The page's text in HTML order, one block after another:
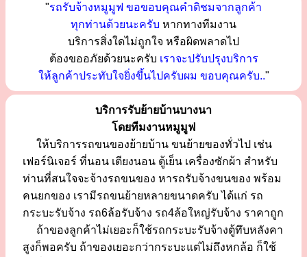
"รถรับจ้างหมูมูฟ ขอขอบคุณคำติชมจากลูกค้า
ทุกท่านด้วยนะครับ หากทางทีมงาน
บริการสิ่งใดไม่ถูกใจ หรือผิดพลาดไป
ต้องขออภัยด้วยนะครับ เราจะปรับปรุงบริการ
ให้ลูกค้าประทับใจยิ่งขึ้นไปครับผม ขอบคุณครับ.."
บริการรับย้ายบ้านบางนา
โดยทีมงานหมูมูฟ
ให้บริการรถขนของย้ายบ้าน ขนย้ายของทั่วไป เช่น
เฟอร์นิเจอร์ ที่นอน เตียงนอน ตู้เย็น เครื่องซักผ้า สำหรับ
ท่านที่สนใจจะจ้างรถขนของ หารถรับจ้างขนของ พร้อม
คนยกของ เรามีรถขนย้ายหลายขนาดครับ ได้แก่ รถ
กระบะรับจ้าง รถ6ล้อรับจ้าง รถ4ล้อใหญ่รับจ้าง ราคาถูก
ถ้าของลูกค้าไม่เยอะก็ใช้รถกระบะรับจ้างตู้ทึบหลังคา
สูงก็พอครับ ถ้าของเยอะกว่ากระบะแต่ไม่ถึงหกล้อ ก็ใช้